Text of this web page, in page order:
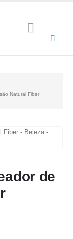
Natural Fiber
de